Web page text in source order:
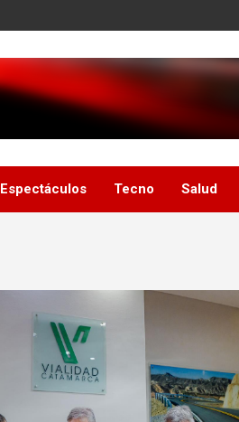
Espectáculos Tecno Salud